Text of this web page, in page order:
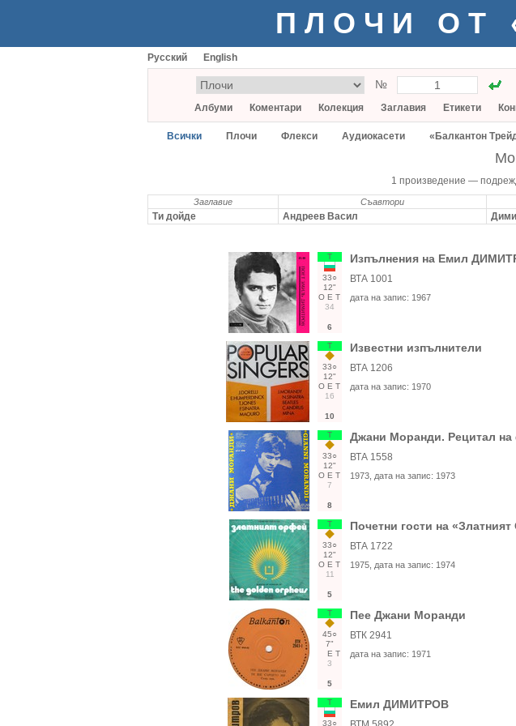
ПЛОЧИ ОТ
Русский English
№
Албуми Коментари Колекция Заглавия Етикети
Всички Плочи Флекси Аудиокасети «Балкантон
1 произведение —
Заглавие Съавтори
Ти дойде Андреев Васил
Т
33○
12"
О Е Т
34
6
Изпълнения на Емил
ВТА 1001
дата на запис: 1967
Т
33○
12"
О Е Т
16
10
Известни изпълнители
ВТА 1206
дата на запис: 1970
Т
33○
12"
О Е Т
7
8
Джани Моранди. Рецитал
ВТА 1558
1973 , дата на запис: 1973
Т
33○
12"
О Е Т
11
5
Почетни гости на
ВТА 1722
1975 , дата на запис: 1974
Т
45○
7"
Е Т
3
5
Пее Джани Моранди
ВТК 2941
дата на запис: 1971
Т
33○
Емил ДИМИТРОВ